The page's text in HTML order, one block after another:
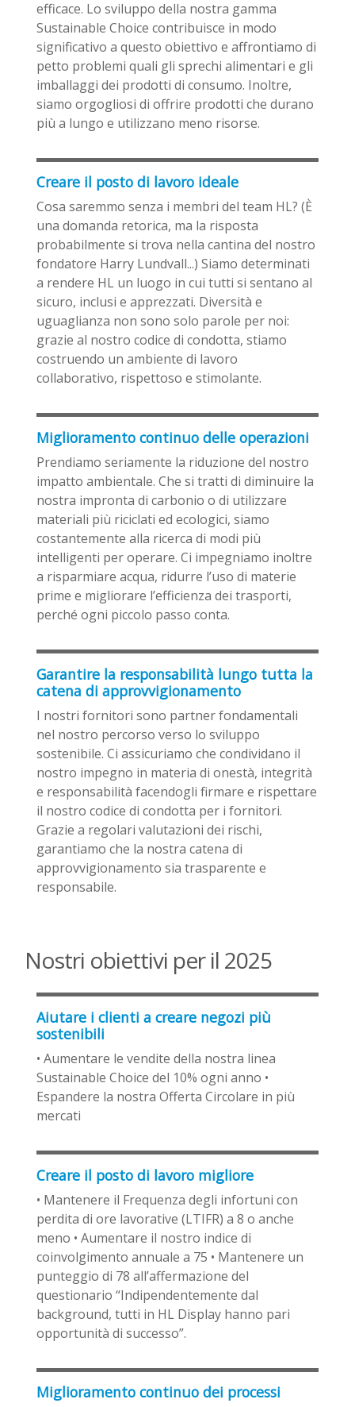
efficace. Lo sviluppo della nostra gamma
Sustainable Choice contribuisce in modo
significativo a questo obiettivo e affrontiamo di
petto problemi quali gli sprechi alimentari e gli
imballaggi dei prodotti di consumo. Inoltre,
siamo orgogliosi di offrire prodotti che durano
più a lungo e utilizzano meno risorse.
Creare il posto di lavoro ideale
Cosa saremmo senza i membri del team HL? (È
una domanda retorica, ma la risposta
probabilmente si trova nella cantina del nostro
fondatore Harry Lundvall...) Siamo determinati
a rendere HL un luogo in cui tutti si sentano al
sicuro, inclusi e apprezzati. Diversità e
uguaglianza non sono solo parole per noi:
grazie al nostro codice di condotta, stiamo
costruendo un ambiente di lavoro
collaborativo, rispettoso e stimolante.
Miglioramento continuo delle operazioni
Prendiamo seriamente la riduzione del nostro
impatto ambientale. Che si tratti di diminuire la
nostra impronta di carbonio o di utilizzare
materiali più riciclati ed ecologici, siamo
costantemente alla ricerca di modi più
intelligenti per operare. Ci impegniamo inoltre
a risparmiare acqua, ridurre l’uso di materie
prime e migliorare l’efficienza dei trasporti,
perché ogni piccolo passo conta.
Garantire la responsabilità lungo tutta la
catena di approvvigionamento
I nostri fornitori sono partner fondamentali
nel nostro percorso verso lo sviluppo
sostenibile. Ci assicuriamo che condividano il
nostro impegno in materia di onestà, integrità
e responsabilità facendogli firmare e rispettare
il nostro codice di condotta per i fornitori.
Grazie a regolari valutazioni dei rischi,
garantiamo che la nostra catena di
approvvigionamento sia trasparente e
responsabile.
Nostri obiettivi per il 2025
Aiutare i clienti a creare negozi più
sostenibili
• Aumentare le vendite della nostra linea
Sustainable Choice del 10% ogni anno •
Espandere la nostra Offerta Circolare in più
mercati
Creare il posto di lavoro migliore
• Mantenere il Frequenza degli infortuni con
perdita di ore lavorative (LTIFR) a 8 o anche
meno • Aumentare il nostro indice di
coinvolgimento annuale a 75 • Mantenere un
punteggio di 78 all’affermazione del
questionario “Indipendentemente dal
background, tutti in HL Display hanno pari
opportunità di successo”.
Miglioramento continuo dei processi